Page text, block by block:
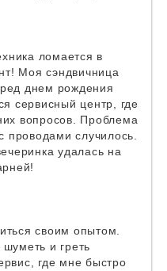
ломается в
Моя сэндвичница
днем рождения
сервисный центр, где
вопросов. Проблема
проводами случилось.
удалась на
своим опытом.
и греть
где мне быстро